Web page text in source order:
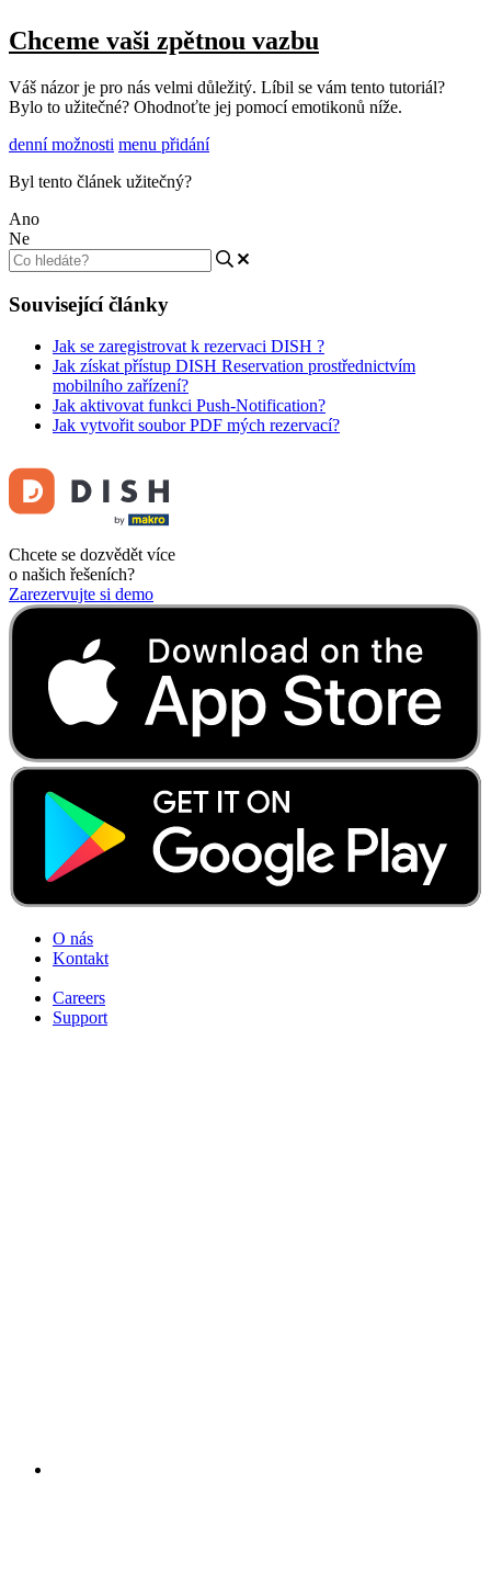
Chceme vaši zpětnou vazbu
Váš názor je pro nás velmi důležitý. Líbil se vám tento tutoriál?
Bylo to užitečné? Ohodnoťte jej pomocí emotikonů níže.
denní možnosti menu přidání
Byl tento článek užitečný?
Ano
Ne
Související články
Jak se zaregistrovat k rezervaci DISH ?
Jak získat přístup DISH Reservation prostřednictvím
mobilního zařízení?
Jak aktivovat funkci Push-Notification?
Jak vytvořit soubor PDF mých rezervací?
Chcete se dozvědět více
o našich řešeních?
Zarezervujte si demo
O nás
Kontakt
Careers
Support